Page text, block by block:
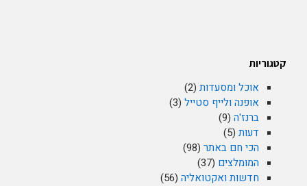
קטגוריות
אוכל ומסעדות (2)
אופנה ולייף סטייל (3)
ברנז'ה (9)
דעות (5)
הכי חם באתר (98)
המומלצים (37)
חדשות ואקטואליה (56)